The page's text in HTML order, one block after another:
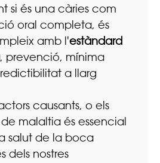
si és una càries com
oral completa, és
amb l'estàndard
, prevenció, mínima
a llarg
causants, o els
malaltia és essencial
salut de la boca
dels nostres